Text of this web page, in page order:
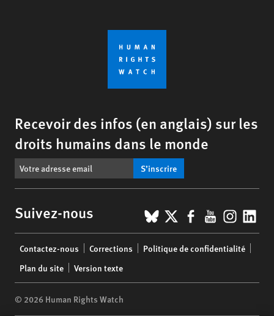
Recevoir des infos (en anglais) sur les
droits humains dans le monde
S’inscrire
Suivez-nous BlueSky
X Facebook
YouTube
menu
Contactez-nous Corrections
Politique de confidentialité
Plan du site
Version texte
© 2026 Human Rights Watch